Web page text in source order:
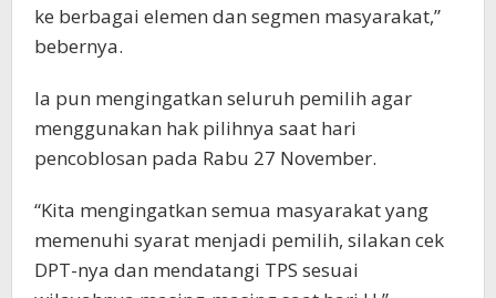
ke berbagai elemen dan segmen masyarakat,”
bebernya.
Ia pun mengingatkan seluruh pemilih agar
menggunakan hak pilihnya saat hari
pencoblosan pada Rabu 27 November.
“Kita mengingatkan semua masyarakat yang
memenuhi syarat menjadi pemilih, silakan cek
DPT-nya dan mendatangi TPS sesuai